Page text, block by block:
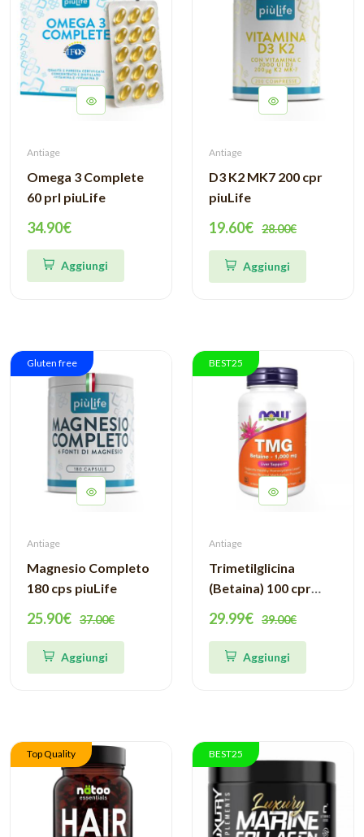
Antiage
Omega 3 Complete
60 prl piuLife
34.90€
Aggiungi
Antiage
D3 K2 MK7 200 cpr
piuLife
19.60€ 28.00€
Aggiungi
Gluten free
Antiage
Magnesio Completo
180 cps piuLife
25.90€ 37.00€
Aggiungi
BEST25
Antiage
Trimetilglicina
(Betaina) 100 cpr
29.99€ 39.00€
Aggiungi
Top Quality BEST25